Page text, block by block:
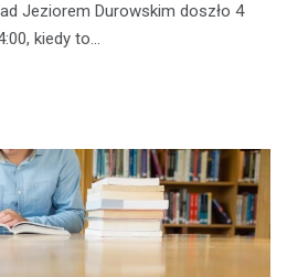
Jeziorem Durowskim doszło 4
kiedy to…